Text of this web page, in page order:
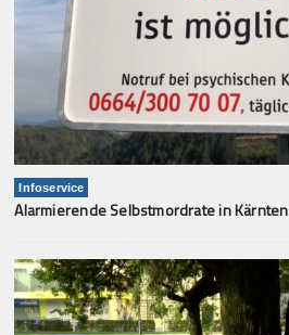
Infoservice
Alarmierende Selbstmordrate in Kärnten